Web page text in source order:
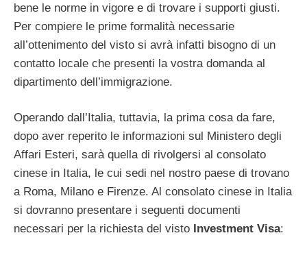
bene le norme in vigore e di trovare i supporti giusti.
Per compiere le prime formalità necessarie
all’ottenimento del visto si avrà infatti bisogno di un
contatto locale che presenti la vostra domanda al
dipartimento dell’immigrazione.
Operando dall’Italia, tuttavia, la prima cosa da fare,
dopo aver reperito le informazioni sul Ministero degli
Affari Esteri, sarà quella di rivolgersi al consolato
cinese in Italia, le cui sedi nel nostro paese di trovano
a Roma, Milano e Firenze. Al consolato cinese in Italia
si dovranno presentare i seguenti documenti
necessari per la richiesta del visto Investment Visa: